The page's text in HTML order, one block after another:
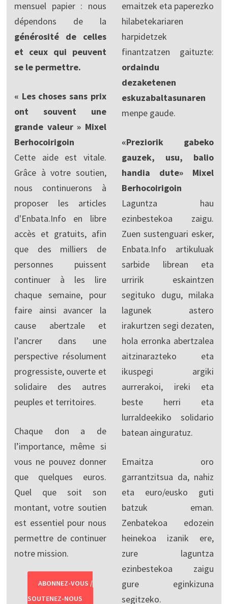
mensuel papier : nous
dépendons de la
générosité de celles
et ceux qui peuvent
se le permettre.
« Les choses sans prix
ont souvent une
grande valeur » Mixel
Berhocoirigoin
Cette aide est vitale.
Grâce à votre soutien,
nous continuerons à
proposer les articles
d'Enbata.Info en libre
accès et gratuits, afin
que des milliers de
personnes puissent
continuer à les lire
chaque semaine, pour
faire ainsi avancer la
cause abertzale et
l’ancrer dans une
perspective résolument
progressiste, ouverte et
solidaire des autres
peuples et territoires.
Chaque don a de
l’importance, même si
vous ne pouvez donner
que quelques euros.
Quel que soit son
montant, votre soutien
est essentiel pour nous
permettre de continuer
notre mission.
ABONNEZ-VOUS /
SOUTENEZ-NOUS
emaitzek eta paperezko
hilabetekariaren
harpidetzek
finantzatzen gaituzte:
ordaindu
dezaketenen
eskuzabaltasunaren
menpe gaude.
«Preziorik gabeko
gauzek, usu, balio
handia dute» Mixel
Berhocoirigoin
Laguntza hau
ezinbestekoa zaigu.
Zuen sustenguari esker,
Enbata.Info artikuluak
sarbide librean eta
urririk eskaintzen
segituko dugu, milaka
lagunek astero
irakurtzen segi dezaten,
hola erronka abertzalea
aitzinarazteko eta
ikuspegi argiki
aurrerakoi, ireki eta
beste herri eta
lurraldeekiko solidario
batean ainguratuz.
Emaitza oro
garrantzitsua da, nahiz
eta euro/eusko guti
batzuk eman.
Zenbatekoa edozein
heinekoa izanik ere,
zure laguntza
ezinbestekoa zaigu
gure eginkizuna
segitzeko.